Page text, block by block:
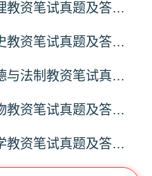
2024年上半年高中地理教资笔试真题及答案（考后更新）
2024年上半年高中历史教资笔试真题及答案（考后更新）
2024年上半年高中道德与法制教资笔试真题及答案（考后更新）
2024年上半年高中生物教资笔试真题及答案（考后更新）
2024年上半年高中化学教资笔试真题及答案（考后更新）